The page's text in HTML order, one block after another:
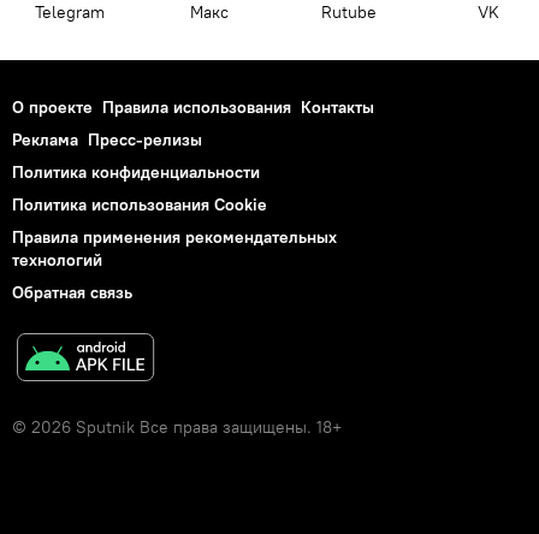
Telegram Макс Rutube VK
О проекте Правила использования Контакты
Реклама Пресс-релизы
Политика конфиденциальности
Политика использования Cookie
Правила применения рекомендательных
технологий
Обратная связь
© 2026 Sputnik Все права защищены. 18+